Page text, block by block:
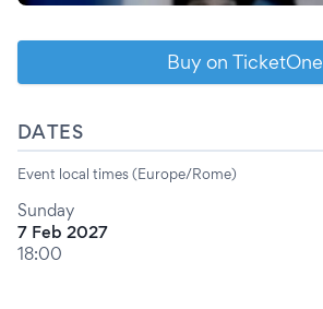
Buy on TicketOne
DATES
Event local times (Europe/Rome)
Sunday
7 Feb 2027
18:00